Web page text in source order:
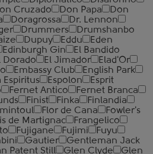
Cruzado Don Papa
Don
Doragrossa
Dr. Lennon
Drummers
Drumshanbo
Dupuy Eddu
Eden
Edinburgh Gin
El Bandido
Dorado El Jimador
Elad'Or
Embassy Club
English Park
Espiritus Espolon
Esprit
Fernet Antico
Fernet Branca
Finist Finka
Finlandia
Flor de Cana
Fowler's
de Martignac
Frangelico
Fujigane Fujimi
Fuyu
Gautier
Gentleman Jack
Patent Still Glen Clyde
Glen